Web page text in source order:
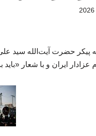
پیکر حضرت آیت‌الله سید
ایران و با شعار